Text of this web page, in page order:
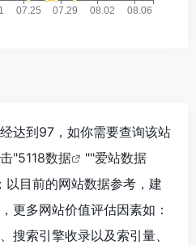
达到97，如你需要查询该站
"5118数据 ""爱站数据
以目前的网站数据参考，建
更多网站价值评估因素如：
搜索引擎收录以及索引量、